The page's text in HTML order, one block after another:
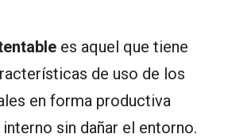
es aquel que tiene
de uso de los
en forma productiva
sin dañar el entorno.